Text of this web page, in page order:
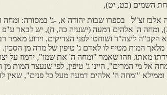
השמים (כט, יט),
אלבז זצ"ל בספרו שבות יהודה א, -ג' במסורה:
ומחה ה' אלהים דמעה (ישעיה כה, ח), יש לבאר ע"פ
הקב"ה ליצה"ר ושוחטו לפני הצדיקים, וידוע מאמר
המות מטיף לו לאדם ג' טיפין של מרה מן
מאתו. וזהו שאמר "ומחה ה' את שמו", ירמוז על
אל מי המרים", היינו ג' טיפין, לפי שנעצר המות
וממילא "ומחה ה' אלהים דמעה מעל כל פנים", שאין